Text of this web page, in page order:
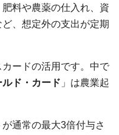
料や農薬の仕入れ、資
、想定外の支出が定期
ードの活用です。中で
ド・カード 」は農業起
通常の最大3倍付与さ